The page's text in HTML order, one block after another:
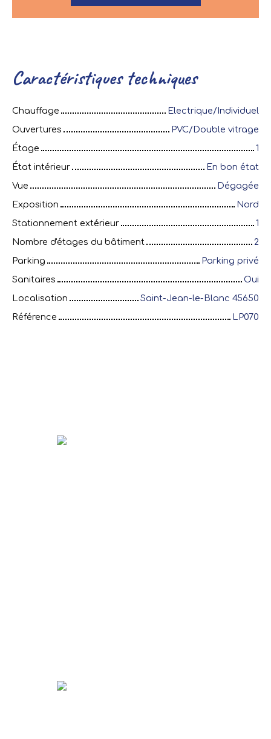
Caractéristiques techniques
Chauffage
Electrique/Individuel
Ouvertures
PVC/Double vitrage
Étage
1
État intérieur
En bon état
Vue
Dégagée
Exposition
Nord
Stationnement extérieur
1
Nombre d'étages du bâtiment
2
Parking
Parking privé
Sanitaires
Oui
Localisation
Saint-Jean-le-Blanc 45650
Référence
LP070